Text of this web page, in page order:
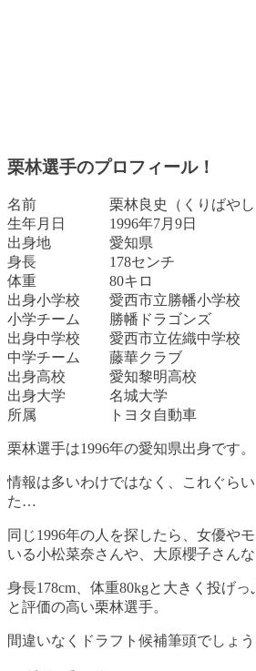
栗林選手のプロフィール！
名前 栗林良史（くりばやし
生年月日 1996年7月9日
出身地 愛知県
身長 178センチ
体重 80キロ
出身小学校 愛西市立勝幡小学校
小学チーム 勝幡ドラゴンズ
出身中学校 愛西市立佐織中学校
中学チーム 藤華クラブ
出身高校 愛知黎明高校
出身大学 名城大学
所属 トヨタ自動車
栗林選手は1996年の愛知県出身です。
情報は多いわけではなく、これぐら
た…
同じ1996年の人を探したら、女優や
いる小松菜奈さんや、大原櫻子さんな
身長178cm、体重80kgと大きく投げ
と評価の高い栗林選手。
間違いなくドラフト候補筆頭でしょう